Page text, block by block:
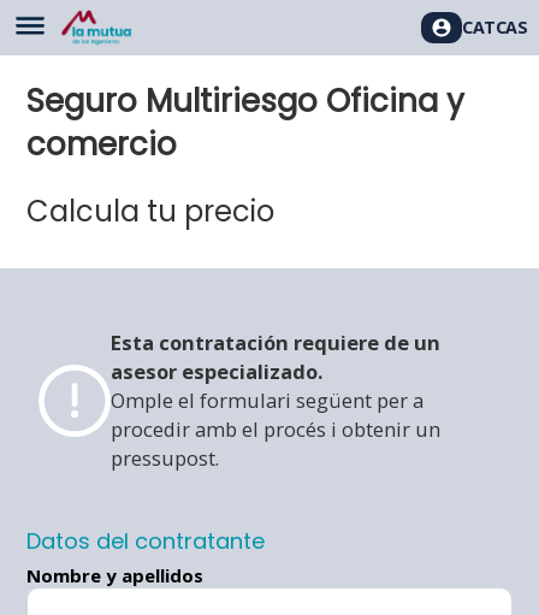
CATCAS
Seguro Multiriesgo Oficina y
comercio
Calcula tu precio
Esta contratación requiere de un
asesor especializado.
Omple el formulari següent per a
procedir amb el procés i obtenir un
pressupost.
Datos del contratante
Nombre y apellidos